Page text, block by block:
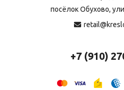
посёлок Обухово,
+7 (910)